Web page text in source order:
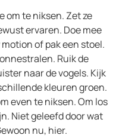
om te niksen. Zet ze
ervaren. Doe mee
of pak een stoel.
Ruik de
naar de vogels. Kijk
kleuren groen.
even te niksen. Om los
Niet geleefd door wat
nu, hier.